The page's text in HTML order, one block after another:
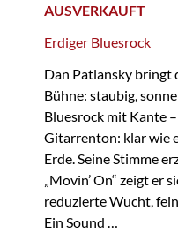
AUSVERKAUFT
Erdiger Bluesrock
Dan Patlansky bringt
Bühne: staubig,
Bluesrock mit Kante
Gitarrenton: klar wie
Erde. Seine Stimme
„Movin’ On“ zeigt er
reduzierte Wucht,
Ein Sound …